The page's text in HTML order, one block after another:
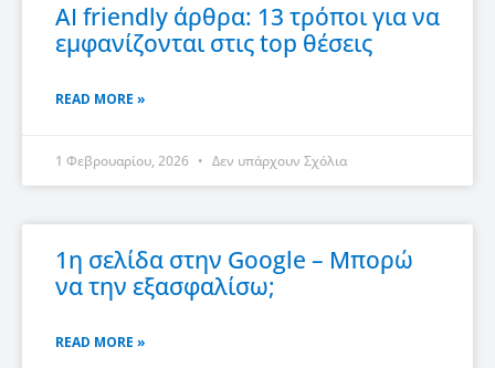
AI friendly άρθρα: 13 τρόποι για να
εμφανίζονται στις top θέσεις
READ MORE »
1 Φεβρουαρίου, 2026 Δεν υπάρχουν Σχόλια
1η σελίδα στην Google – Μπορώ
να την εξασφαλίσω;
READ MORE »